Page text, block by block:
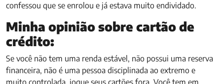
confessou que se enrolou e já estava muito endividado.
Minha opinião sobre cartão de
crédito:
Se você não tem uma renda estável, não possui uma reserva
financeira, não é uma pessoa disciplinada ao extremo e
muito controlada, jogue seus cartões fora. Você tem em